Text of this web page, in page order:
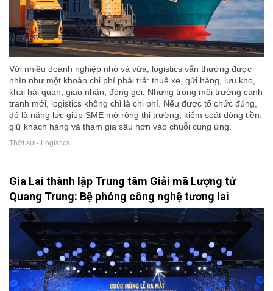
Với nhiều doanh nghiệp nhỏ và vừa, logistics vẫn thường được
nhìn như một khoản chi phí phải trả: thuê xe, gửi hàng, lưu kho,
khai hải quan, giao nhận, đóng gói. Nhưng trong môi trường cạnh
tranh mới, logistics không chỉ là chi phí. Nếu được tổ chức đúng,
đó là năng lực giúp SME mở rộng thị trường, kiểm soát dòng tiền,
giữ khách hàng và tham gia sâu hơn vào chuỗi cung ứng.
Thời sự - Logistics
Gia Lai thành lập Trung tâm Giải mã Lượng tử
Quang Trung: Bệ phóng công nghệ tương lai